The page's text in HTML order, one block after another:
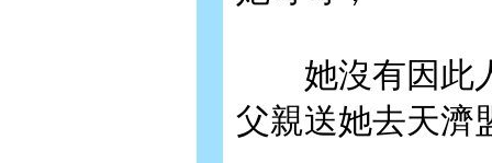
她沒有因此人
父親送她去天濟